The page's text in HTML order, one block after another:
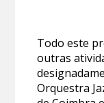
Todo este
outras
Orquestra